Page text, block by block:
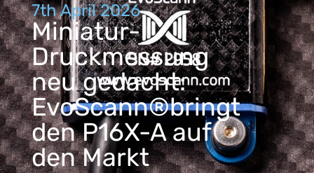
7th April 2026
Miniatur-
Druckmessung
neu gedacht:
EvoScann®bringt
den P16X-A auf
den Markt